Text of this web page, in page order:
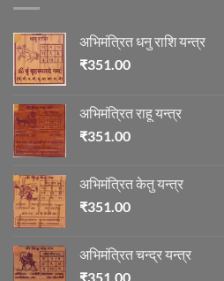
अभिमंत्रित धनु राशि यन्त्र
₹351.00
अभिमंत्रित राहू यन्त्र
₹351.00
अभिमंत्रित केतु यन्त्र
₹351.00
अभिमंत्रित चन्द्र यन्त्र
₹351.00